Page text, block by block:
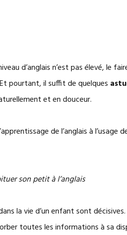
d’anglais n’est pas élevé, le
pourtant, il suffit de quelques
et en douceur.
de l’anglais à l’usage
son petit à l’anglais
la vie d’un enfant sont
toutes les informations à sa